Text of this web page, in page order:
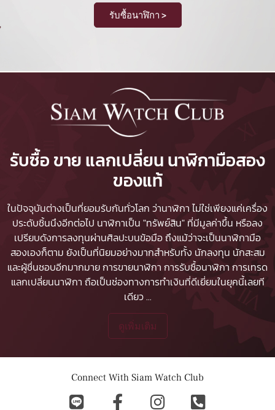
รับซื้อนาฬิกา >
รับซื้อ ขาย แลกเปลี่ยน นาฬิกามือสอง
ของแท้
ในปัจจุบันต่างเป็นที่ยอมรับกันทั่วโลก ว่านาฬิกา ไม่ใช่เพียงแค่เครื่อง
ประดับชิ้นนึงอีกต่อไป นาฬิกาเป็น "ทรัพย์สิน" ที่มีมูลค่าขึ้น หรือลง
เปรียบดังการลงทุนผ่านศิลปะบนข้อมือ ถึงแม้ว่าจะเป็นนาฬิกามือ
สองเองก็ตาม ยังเป็นที่นิยมอย่างมากสำหรับทั้ง นักลงทุน นักสะสม
และผู้ชื่นชอบอีกมากมายการขายนาฬิกา การรับซื้อนาฬิกา การเทรด
แลกเปลี่ยนนาฬิกา ถือเป็นช่องทางการทำเงินที่ดีเยี่ยมในยุคนี้เลยที
เดียว...
ดูเพิ่มเติม
Connect With Siam Watch Club